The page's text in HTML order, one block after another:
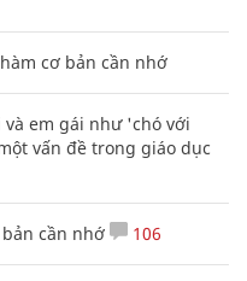
cơ bản cần nhớ
em gái như 'chó với
vấn đề trong giáo dục
cần nhớ 106